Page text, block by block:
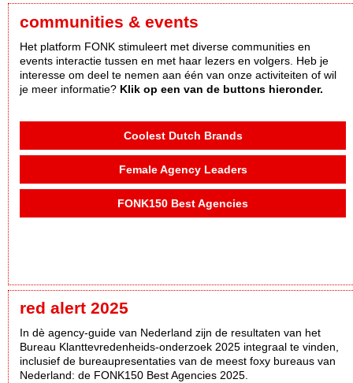
communities & events
Het platform FONK stimuleert met diverse communities en
events interactie tussen en met haar lezers en volgers. Heb je
interesse om deel te nemen aan één van onze activiteiten of wil
je meer informatie? Klik op een van de buttons hieronder.
Coolest Dutch Brands
Female Agency Leaders
FONK150 Best Agencies
red alert 2025
In dè agency-guide van Nederland zijn de resultaten van het
Bureau Klanttevredenheids-onderzoek 2025 integraal te vinden,
inclusief de bureaupresentaties van de meest foxy bureaus van
Nederland: de FONK150 Best Agencies 2025.